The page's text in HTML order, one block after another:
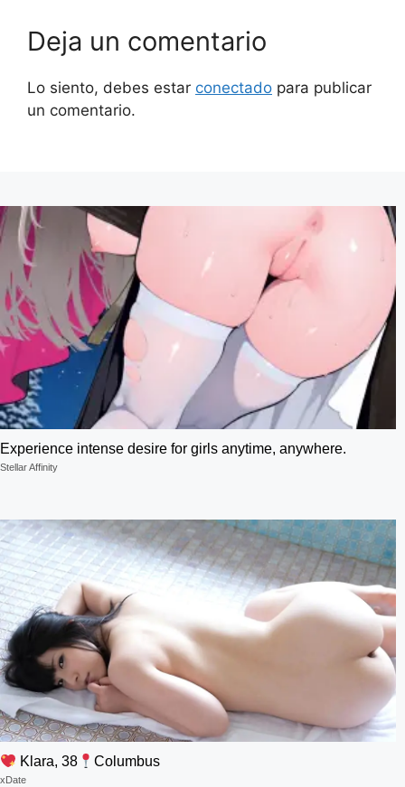
Deja un comentario
Lo siento, debes estar conectado para publicar
un comentario.
Experience intense desire for girls anytime, anywhere.
Stellar Affinity
Klara, 38 Columbus
xDate